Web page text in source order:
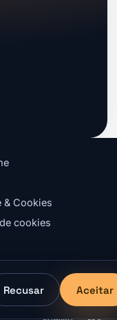
& Cookies
cookies
English
Recusar Aceitar